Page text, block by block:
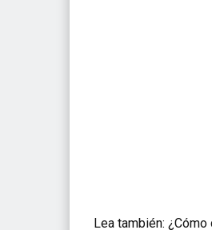
Lea también: ¿Cómo